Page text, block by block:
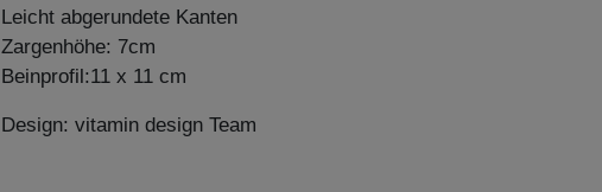
Leicht abgerundete Kanten
Zargenhöhe: 7cm
Beinprofil:11 x 11 cm
Design: vitamin design Team